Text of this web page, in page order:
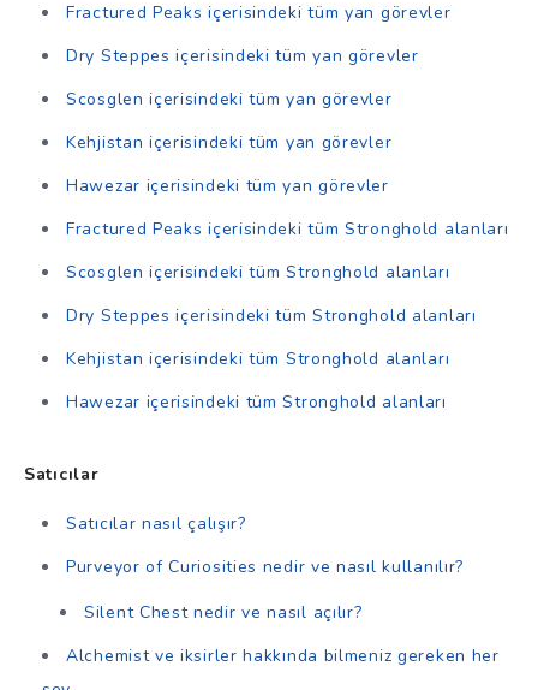
Fractured Peaks içerisindeki tüm yan görevler
Dry Steppes içerisindeki tüm yan görevler
Scosglen içerisindeki tüm yan görevler
Kehjistan içerisindeki tüm yan görevler
Hawezar içerisindeki tüm yan görevler
Fractured Peaks içerisindeki tüm Stronghold alanları
Scosglen içerisindeki tüm Stronghold alanları
Dry Steppes içerisindeki tüm Stronghold alanları
Kehjistan içerisindeki tüm Stronghold alanları
Hawezar içerisindeki tüm Stronghold alanları
Satıcılar
Satıcılar nasıl çalışır?
Purveyor of Curiosities nedir ve nasıl kullanılır?
Silent Chest nedir ve nasıl açılır?
Alchemist ve iksirler hakkında bilmeniz gereken her